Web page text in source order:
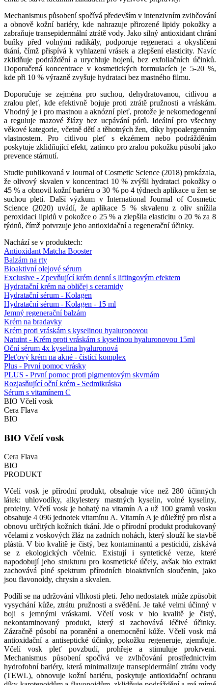
Mechanismus působení spočívá především v intenzivním zvlhčování
a obnově kožní bariéry, kde nahrazuje přirozené lipidy pokožky a
zabraňuje transepidermální ztrátě vody. Jako silný antioxidant chrání
buňky před volnými radikály, podporuje regeneraci a okysličení
tkání, čímž přispívá k vyhlazení vrásek a zlepšení elasticity. Navíc
zklidňuje podráždění a urychluje hojení, bez exfoliačních účinků.
Doporučená koncentrace v kosmetických formulacích je 5-20 %,
kde při 10 % výrazně zvyšuje hydrataci bez mastného filmu.
Doporučuje se zejména pro suchou, dehydratovanou, citlivou a
zralou pleť, kde efektivně bojuje proti ztrátě pružnosti a vráskám.
Vhodný je i pro mastnou a aknózní pleť, protože je nekomedogenní
a reguluje mazové žlázy bez ucpávání pórů. Ideální pro všechny
věkové kategorie, včetně dětí a těhotných žen, díky hypoalergenním
vlastnostem. Pro citlivou pleť s ekzémem nebo podrážděním
poskytuje zklidňující efekt, zatímco pro zralou pokožku působí jako
prevence stárnutí.
Studie publikovaná v Journal of Cosmetic Science (2018) prokázala,
že olivový skvalen v koncentraci 10 % zvýšil hydrataci pokožky o
45 % a obnovil kožní bariéru o 30 % po 4 týdnech aplikace u žen se
suchou pletí. Další výzkum v International Journal of Cosmetic
Science (2020) uvádí, že aplikace 5 % skvalenu z oliv snížila
peroxidaci lipidů v pokožce o 25 % a zlepšila elasticitu o 20 % za 8
týdnů, čímž potvrzuje jeho antioxidační a regenerační účinky.
Nachází se v produktech:
Antioxidant Matcha Booster
Balzám na rty
Bioaktivní olejové sérum
Exclusive - Zpevňující krém denní s liftingovým efektem
Hydratační krém na obličej s ceramidy
Hydratační sérum - Kolagen
Hydratační sérum - Kolagen - 15 ml
Jemný regenerační balzám
Krém na bradavky
Krém proti vráskám s kyselinou hyaluronovou
Natuint - Krém proti vráskám s kyselinou hyaluronovou 15ml
Oční sérum 4x kyselina hyaluronová
Pleťový krém na akné - čistící komplex
Plus - První pomoc vrásky
PLUS - První pomoc proti pigmentovým skvrnám
Rozjasňující oční krém - Sedmikráska
Sérum s vitamínem C
BIO Včelí vosk
Cera Flava
BIO
BIO Včelí vosk
Cera Flava
BIO
PRODUKT
Včelí vosk je přírodní produkt, obsahuje více než 280 účinných
látek: uhlovodíky, alkylestery mastných kyselin, volné kyseliny,
proteiny. Včelí vosk je bohatý na vitamín A a už 100 gramů vosku
obsahuje 4 096 jednotek vitamínu A. Vitamín A je důležitý pro růst a
obnovu určitých kožních tkání. Jde o přírodní produkt produkovaný
včelami z voskových žláz na zadních nohách, který slouží ke stavbě
plástů. V bio kvalitě je čistý, bez kontaminantů a pesticidů, získává
se z ekologických včelnic. Existují i syntetické verze, které
napodobují jeho strukturu pro kosmetické účely, avšak bio extrakt
zachovává plné spektrum přírodních bioaktivních sloučenin, jako
jsou flavonoidy, chrysin a skvalen.
Podílí se na udržování vlhkosti pleti. Jeho nedostatek může způsobit
vysychání kůže, ztrátu pružnosti a svědění. Je také velmi účinný v
boji s jemnými vráskami. Včelí vosk v bio kvalitě je čistý,
nekontaminovaný produkt, který si zachovává léčivé účinky.
Zázračně působí na poranění a onemocnění kůže. Včelí vosk má
antioxidační a antiseptické účinky, pokožku regeneruje, zjemňuje.
Včelí vosk pleť povzbudí, prohřeje a stimuluje prokrvení.
Mechanismus působení spočívá ve zvlhčování prostřednictvím
hydrofobní bariéry, která minimalizuje transepidermální ztrátu vody
(TEWL), obnovuje kožní bariéru, poskytuje antioxidační ochranu